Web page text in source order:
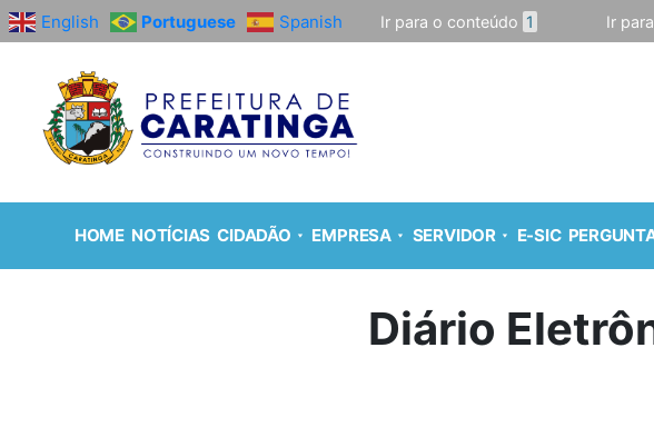
English Portuguese Spanish Ir para o conteúdo 1 Ir
HOME NOTÍCIAS CIDADÃO EMPRESA SERVIDOR E-SIC
Diário